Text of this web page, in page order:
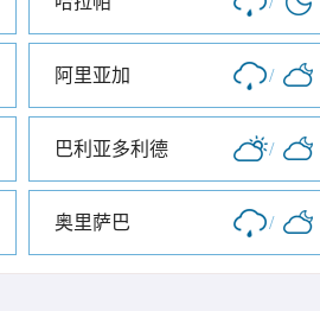
阿里亚加 /
巴利亚多利德 /
奥里萨巴 /